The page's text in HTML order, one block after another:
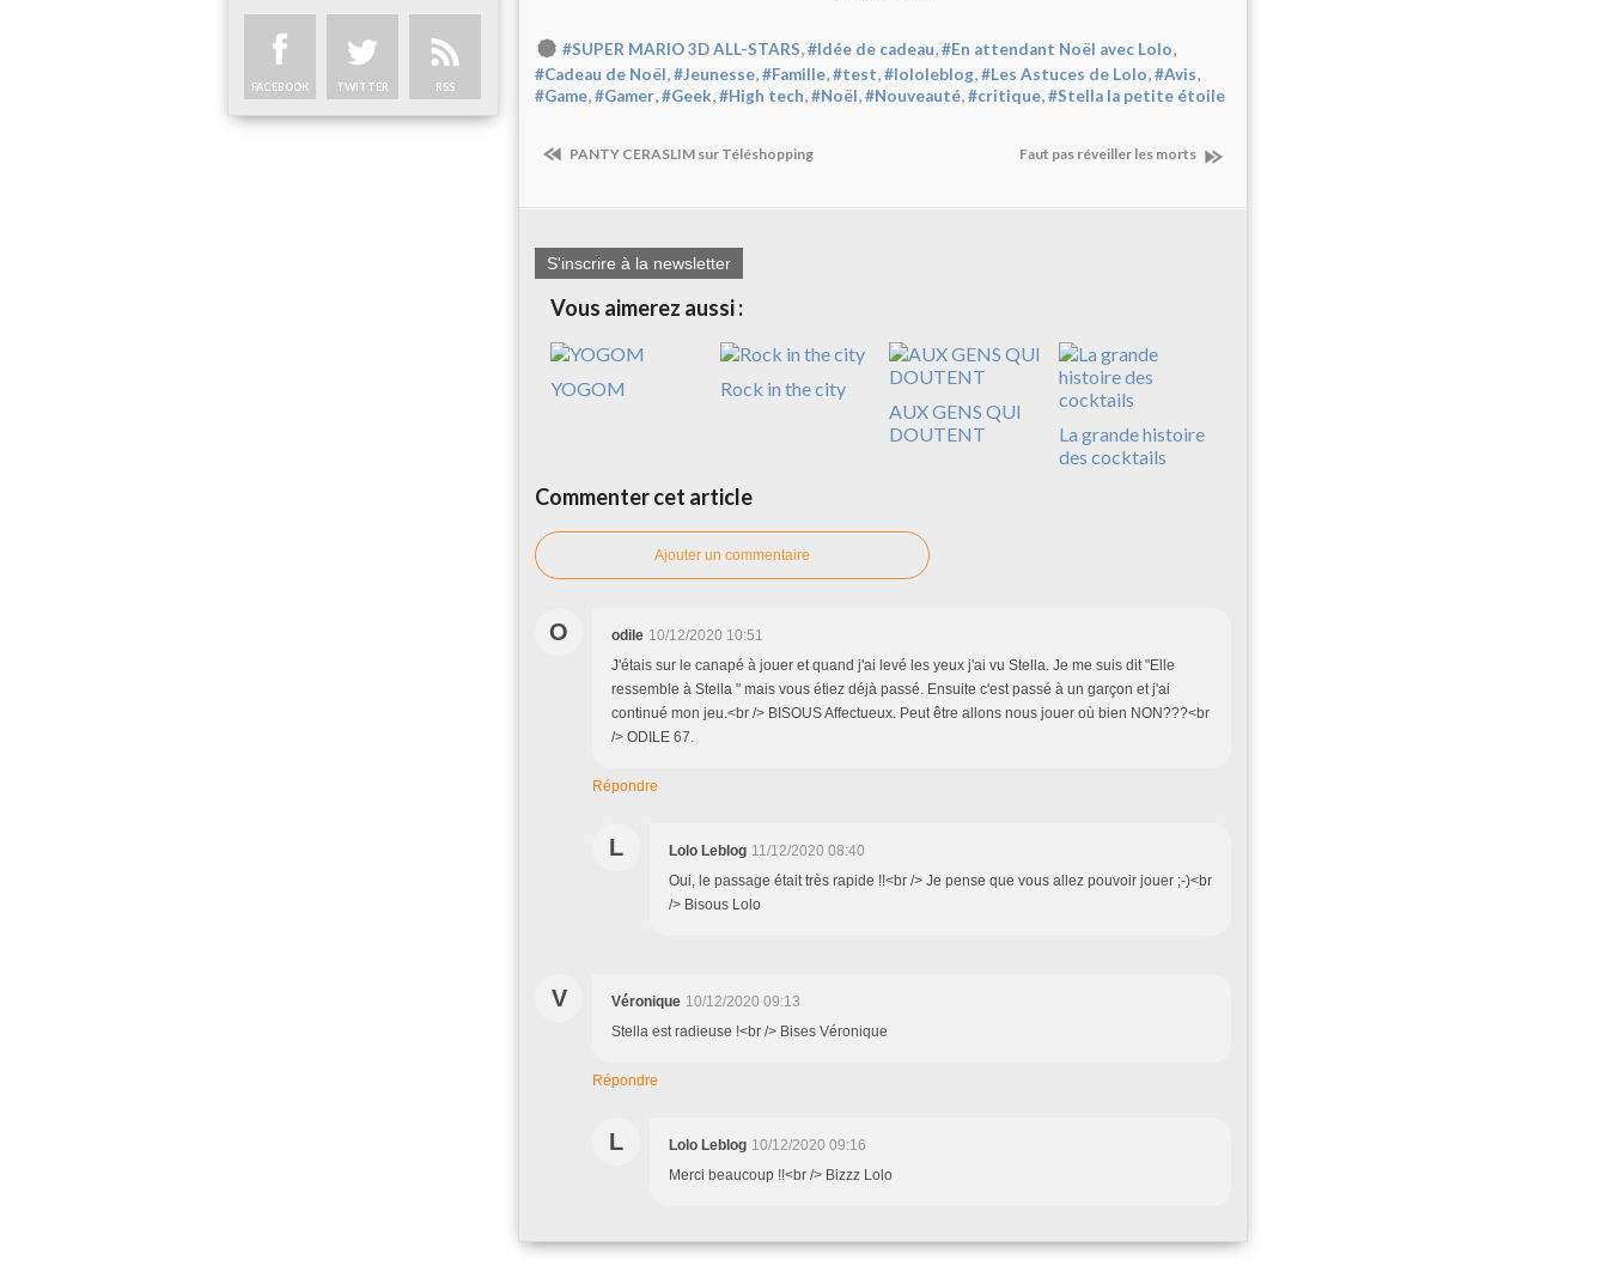
FACEBOOK TWITTER RSS
#SUPER MARIO 3D ALL-STARS,#Idée de cadeau,#En attendant Noël avec Lolo,
#Cadeau de Noël,#Jeunesse,#Famille,#test,#lololeblog,#Les Astuces de Lolo,#Avis,
#Game,#Gamer,#Geek,#High tech,#Noël,#Nouveauté,#critique,#Stella la petite étoile
PANTY CERASLIM sur Téléshopping Faut pas réveiller les morts
S'inscrire à la newsletter
Vous aimerez aussi :
YOGOM
Rock in the city
AUX GENS QUI
DOUTENT
La grande histoire
des cocktails
Commenter cet article
Ajouter un commentaire
O odile 10/12/2020 10:51
J'étais sur le canapé à jouer et quand j'ai levé les yeux j'ai vu Stella. Je me suis dit "Elle
ressemble à Stella " mais vous étiez déjà passé. Ensuite c'est passé à un garçon et j'ai
continué mon jeu.<br /> BISOUS Affectueux. Peut être allons nous jouer où bien NON???<br
/> ODILE 67.
Répondre
L Lolo Leblog 11/12/2020 08:40
Oui, le passage était très rapide !!<br /> Je pense que vous allez pouvoir jouer ;-)<br
/> Bisous Lolo
V Véronique 10/12/2020 09:13
Stella est radieuse !<br /> Bises Véronique
Répondre
L Lolo Leblog 10/12/2020 09:16
Merci beaucoup !!<br /> Bizzz Lolo